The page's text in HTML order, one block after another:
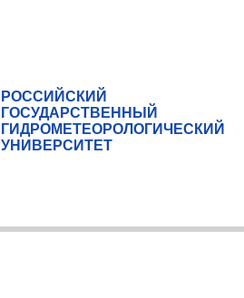
РОССИЙСКИЙ
ГОСУДАРСТВЕННЫЙ
ГИДРОМЕТЕОРОЛОГИЧЕСКИЙ
УНИВЕРСИТЕТ